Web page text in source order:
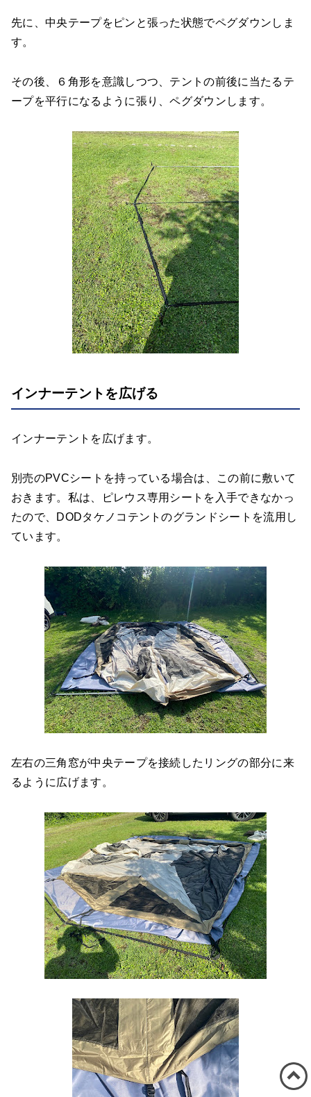
先に、中央テープをピンと張った状態でペグダウンしま
す。
その後、６角形を意識しつつ、テントの前後に当たるテ
ープを平行になるように張り、ペグダウンします。
インナーテントを広げる
インナーテントを広げます。
別売のPVCシートを持っている場合は、この前に敷いて
おきます。私は、ピレウス専用シートを入手できなかっ
たので、DODタケノコテントのグランドシートを流用し
ています。
左右の三角窓が中央テープを接続したリングの部分に来
るように広げます。